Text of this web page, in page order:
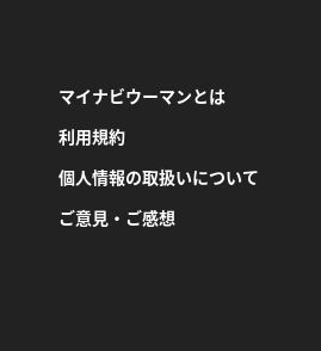
マイナビウーマンとは
利用規約
個人情報の取扱いについて
ご意見・ご感想